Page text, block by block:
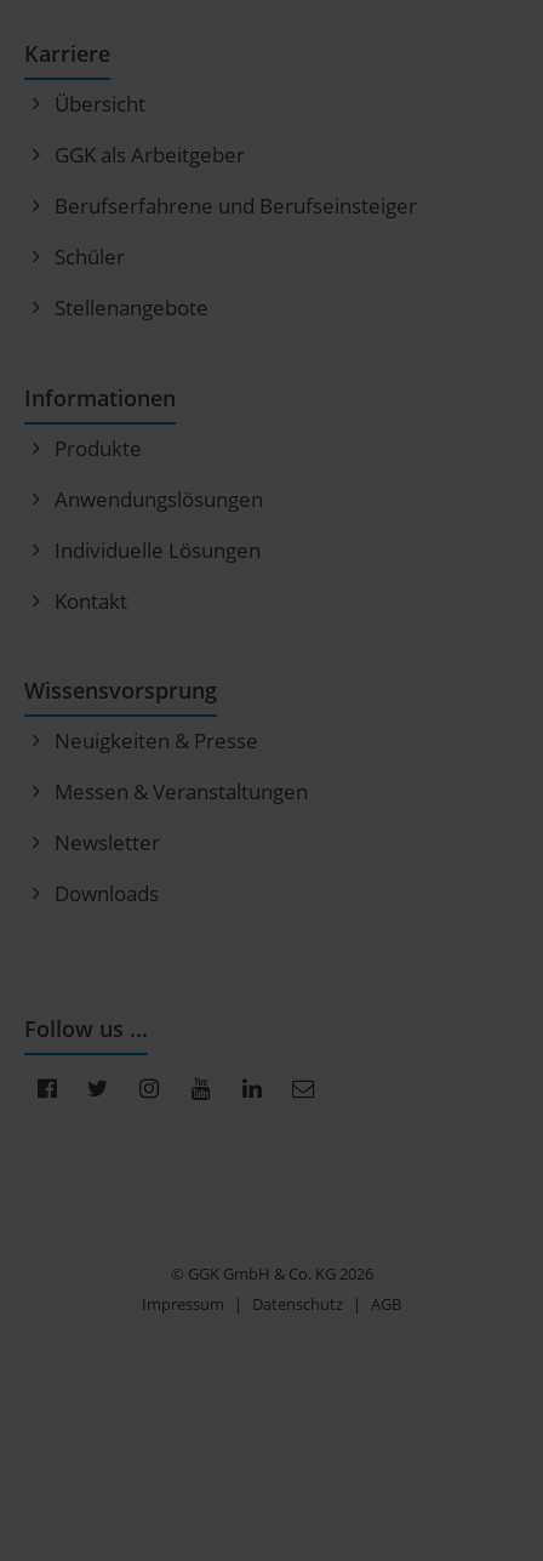
Karriere
Übersicht
GGK als Arbeitgeber
Berufserfahrene und Berufseinsteiger
Schüler
Stellenangebote
Informationen
Produkte
Anwendungslösungen
Individuelle Lösungen
Kontakt
Wissensvorsprung
Neuigkeiten & Presse
Messen & Veranstaltungen
Newsletter
Downloads
Follow us ...
© GGK GmbH & Co. KG 2026
Impressum
| Datenschutz | AGB